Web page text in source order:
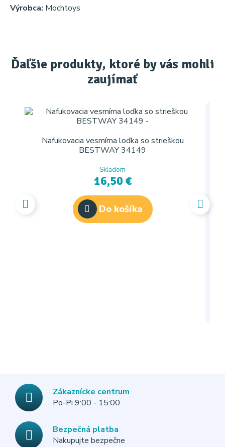
Výrobca: Mochtoys
Ďaľšie produkty, ktoré by vás mohli
zaujímať
Nafukovacia vesmírna loďka so strieškou
BESTWAY 34149
Skladom
16,50 €
Do košíka
Zákaznícke centrum
Po-Pi 9:00 - 15:00
Bezpečná platba
Nakupujte bezpečne